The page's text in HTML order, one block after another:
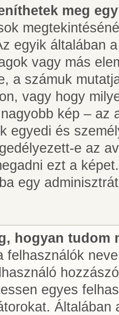
meg
egyik általában
vagy más
a számuk
vagy hogy
kép – az
egyedi és
e az
ezt a
egy
hogyan tudom
felhasználók
egyes
Általában